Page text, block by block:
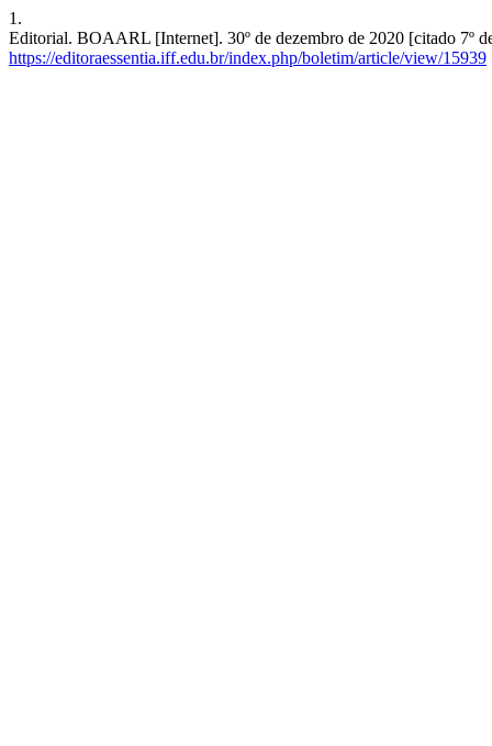
1.
Editorial. BOAARL [Internet]. 30º de dezembro de 2020 [citado 7º
https://editoraessentia.iff.edu.br/index.php/boletim/article/view/15939